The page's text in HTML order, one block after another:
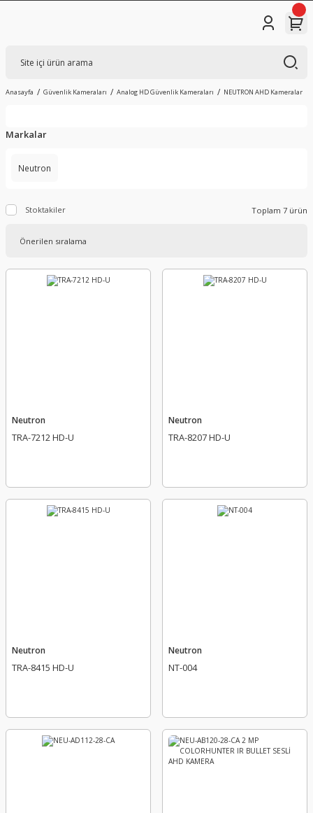
Anasayfa Güvenlik Kameraları Analog HD Güvenlik Kameraları NEUTRON AHD Kameralar
Markalar
Neutron
Stoktakiler Toplam 7 ürün
Neutron
TRA-7212 HD-U
Neutron
TRA-8207 HD-U
Neutron
TRA-8415 HD-U
Neutron
NT-004